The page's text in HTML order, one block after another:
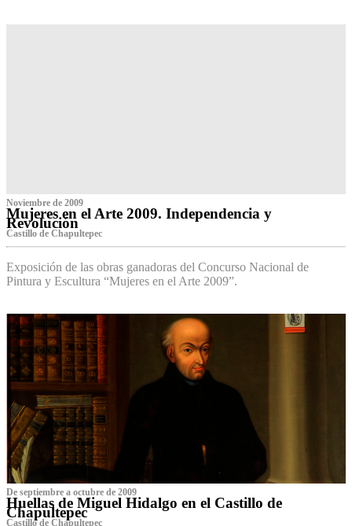
Noviembre de 2009
Mujeres en el Arte 2009. Independencia y
Revolución
Castillo de Chapultepec
Exposición de las obras ganadoras del Concurso Nacional de
Pintura y Escultura “Mujeres en el Arte 2009”.
De septiembre a octubre de 2009
Huellas de Miguel Hidalgo en el Castillo de
Chapultepec
Castillo de Chapultepec